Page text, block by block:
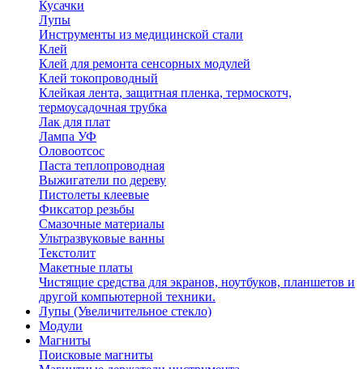
Кусачки
Лупы
Инструменты из медицинской стали
Клей
Клей для ремонта сенсорных модулей
Клей токопроводный
Клейкая лента, защитная пленка, термоскотч,
термоусадочная трубка
Лак для плат
Лампа УФ
Оловоотсос
Паста теплопроводная
Выжигатели по дереву
Пистолеты клеевые
Фиксатор резьбы
Смазочные материалы
Ультразвуковые ванны
Текстолит
Макетные платы
Чистящие средства для экранов, ноутбуков, планшетов и
другой компьютерной техники.
Лупы (Увеличительное стекло)
Модули
Магниты
Поисковые магниты